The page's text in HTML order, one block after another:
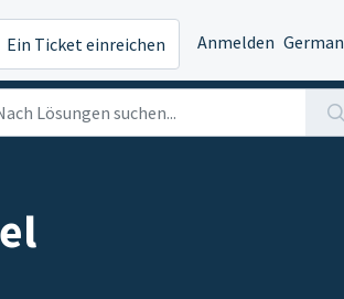
Ein Ticket einreichen Anmelden German